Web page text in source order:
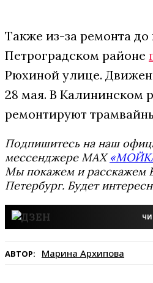
Также из-за ремонта до
Петроградском районе
Рюхиной улице.
28 мая. В Калининском
ремонтируют
Подпишитесь на наш
мессенджере MAX
Мы покажем и расскажем
Петербург. Будет
АВТОР: Марина Архипова